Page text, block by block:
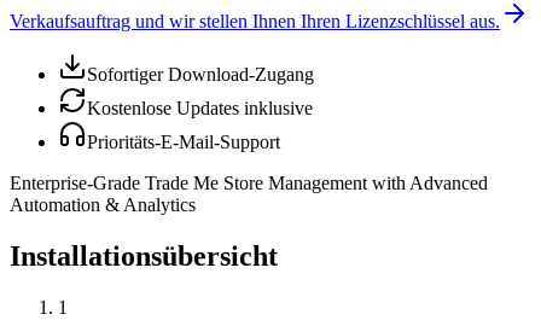
Verkaufsauftrag und wir stellen Ihnen Ihren Lizenzschlüssel aus.
Sofortiger Download-Zugang
Kostenlose Updates inklusive
Prioritäts-E-Mail-Support
Enterprise-Grade Trade Me Store Management with Advanced
Automation & Analytics
Installationsübersicht
1